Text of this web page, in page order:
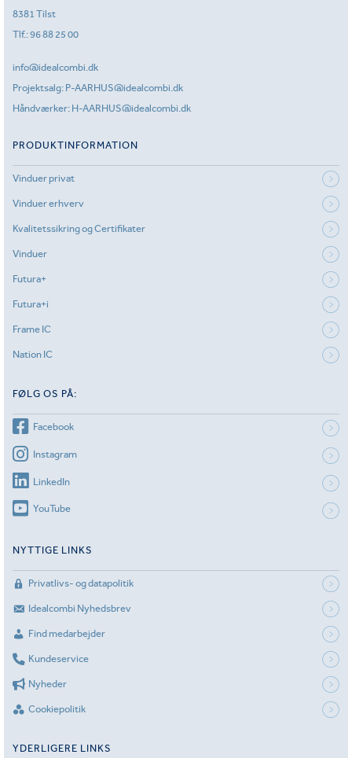
8381 Tilst
Tlf.:96 88 25 00
info@idealcombi.dk
Projektsalg: P-AARHUS@idealcombi.dk
Håndværker: H-AARHUS@idealcombi.dk
PRODUKTINFORMATION
Vinduer privat
Vinduer erhverv
Kvalitetssikring og Certifikater
Vinduer
Futura+
Futura+i
Frame IC
Nation IC
FØLG OS PÅ:
Facebook
Instagram
LinkedIn
YouTube
NYTTIGE LINKS
Privatlivs- og datapolitik
Idealcombi Nyhedsbrev
Find medarbejder
Kundeservice
Nyheder
Cookiepolitik
YDERLIGERE LINKS